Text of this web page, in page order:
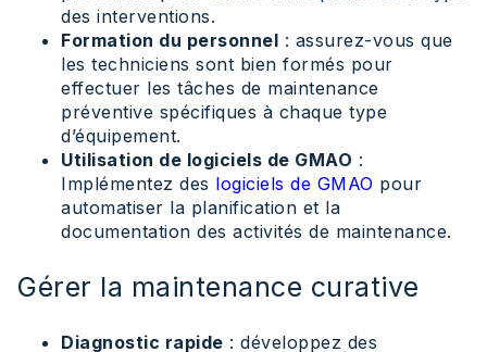
des interventions.
Formation du personnel : assurez-vous que
les techniciens sont bien formés pour
effectuer les tâches de maintenance
préventive spécifiques à chaque type
d’équipement.
Utilisation de logiciels de GMAO :
Implémentez des logiciels de GMAO pour
automatiser la planification et la
documentation des activités de maintenance.
Gérer la maintenance curative
Diagnostic rapide : développez des